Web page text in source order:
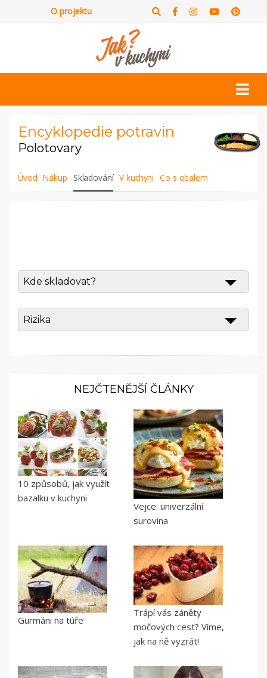
O projektu
Encyklopedie potravin
Polotovary
Úvod Nákup Skladování V kuchyni Co s obalem
Kde skladovat?
Rizika
NEJČTENĚJŠÍ ČLÁNKY
10 způsobů, jak využít
bazalku v kuchyni
Vejce: univerzální
surovina
Gurmáni na túře
Trápí vás záněty
močových cest? Víme,
jak na ně vyzrát!